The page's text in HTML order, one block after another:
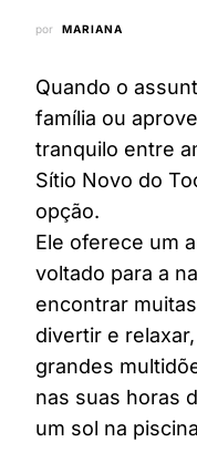
por MARIANA
Quando o
família ou
tranquilo entre
Sítio Novo do
opção.
Ele oferece um
voltado para a
encontrar
divertir e
grandes
nas suas horas
um sol na